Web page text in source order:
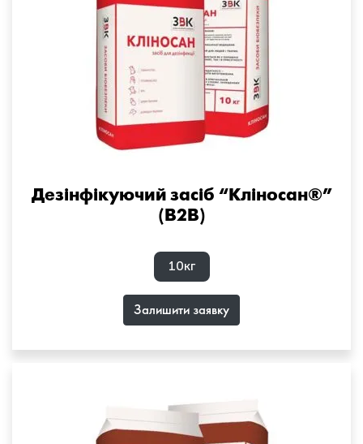
Дезінфікуючий засіб “Кліносан®”
(B2B)
10кг
Залишити заявку